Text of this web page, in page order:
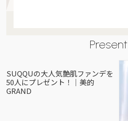
Present
SUQQUの大人気艶肌ファンデを
50人にプレゼント！｜美的
GRAND